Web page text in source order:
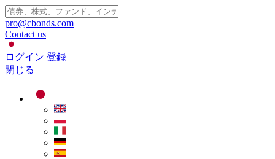
pro@cbonds.com
Contact us
ログイン 登録
閉じる